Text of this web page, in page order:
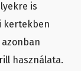
is
kertekben
használata.